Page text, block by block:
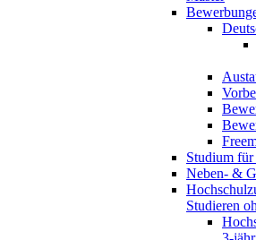
Studium
Neben- &
Studieren